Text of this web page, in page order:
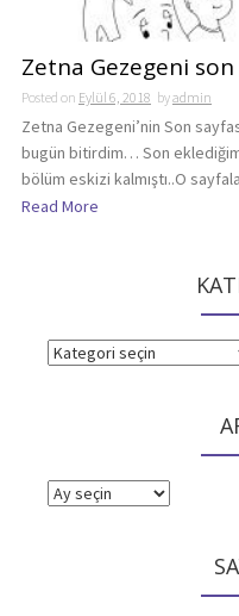
Zetna Gezegeni
Posted on Eylül 6, 2018 byadmin
Zetna Gezegeni’nin Son
bugün bitirdim… Son
bölüm eskizi kalmıştı..O
Read More
KATEGORİLER
ARŞİVLER